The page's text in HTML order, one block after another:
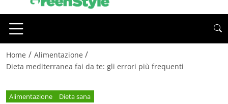
Home / Alimentazione /
Dieta mediterranea fai da te: gli errori più frequenti
Alimentazione Dieta sana